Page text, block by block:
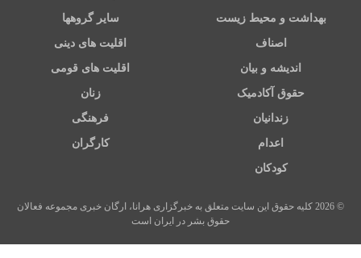
بهداشت و محیط زیست سایر گروهها
اصناف اقلیت های دینی
اندیشه و بیان اقلیت های قومی
حقوق آکادمیک زنان
زندانیان فرهنگی
اعدام کارگران
کودکان
© 2026 کلیه حقوق این سایت متعلق به خبرگزاری هرانا، ارگان خبری مجموعه فعالان
حقوق بشر در ایران است